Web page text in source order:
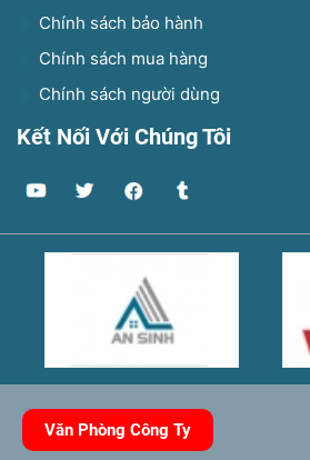
Chính sách bảo hành
Chính sách mua hàng
Chính sách người dùng
Kết Nối Với Chúng Tôi
Văn Phòng Công Ty